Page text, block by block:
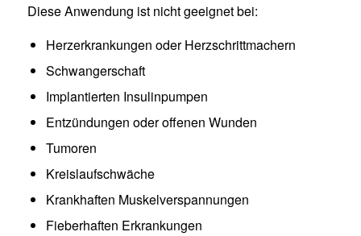
Diese Anwendung ist nicht geeignet bei:
Herzerkrankungen oder Herzschrittmachern
Schwangerschaft
Implantierten Insulinpumpen
Entzündungen oder offenen Wunden
Tumoren
Kreislaufschwäche
Krankhaften Muskelverspannungen
Fieberhaften Erkrankungen